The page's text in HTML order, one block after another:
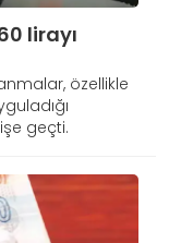
lirayı
özellikle
geçti.